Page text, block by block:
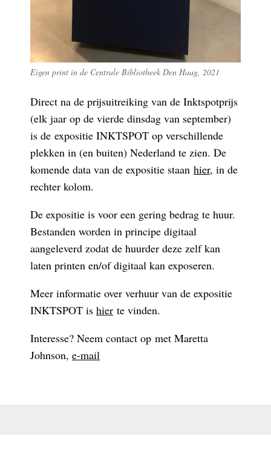
Eigen print in de Centrale Bibliotheek Den Haag, 2021
Direct na de prijsuitreiking van de Inktspotprijs
(elk jaar op de vierde dinsdag van september)
is de expositie INKTSPOT op verschillende
plekken in (en buiten) Nederland te zien. De
komende data van de expositie staan hier, in de
rechter kolom.
De expositie is voor een gering bedrag te huur.
Bestanden worden in principe digitaal
aangeleverd zodat de huurder deze zelf kan
laten printen en/of digitaal kan exposeren.
Meer informatie over verhuur van de expositie
INKTSPOT is hier te vinden.
Interesse? Neem contact op met Maretta
Johnson, e-mail